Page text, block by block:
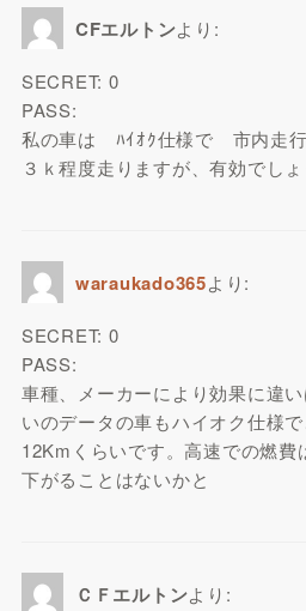
CFエルトンより:
SECRET: 0
PASS:
私の車は ﾊｲｵｸ仕様で 市内走
３ｋ程度走りますが、有効でし
waraukado365より:
SECRET: 0
PASS:
車種、メーカーにより効果に違
いのデータの車もハイオク仕様
12Kmくらいです。高速での燃費
下がることはないかと
ＣＦエルトンより: